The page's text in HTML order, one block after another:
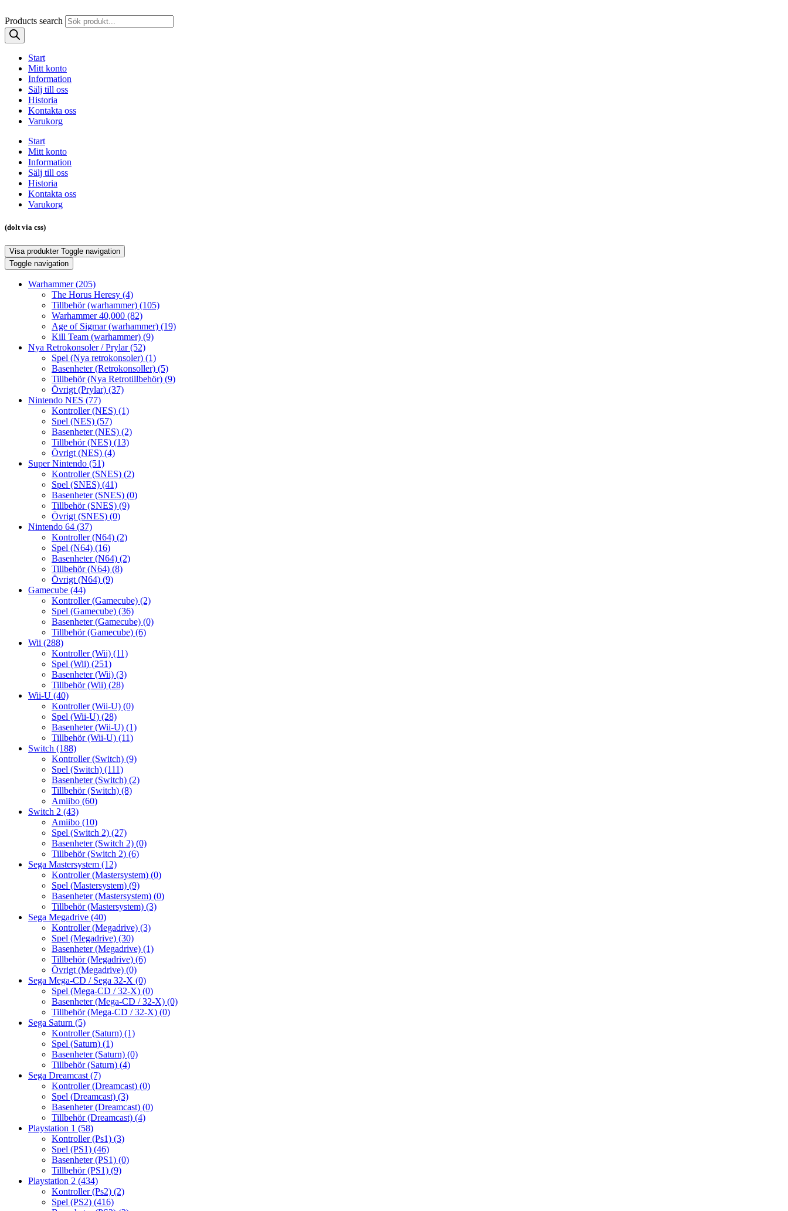
Products search
Start
Mitt konto
Information
Sälj till oss
Historia
Kontakta oss
Varukorg
Start
Mitt konto
Information
Sälj till oss
Historia
Kontakta oss
Varukorg
(dolt via css)
Visa produkter Toggle navigation
Toggle navigation
Warhammer(205)
The Horus Heresy (4)
Tillbehör (warhammer) (105)
Warhammer 40,000 (82)
Age of Sigmar (warhammer) (19)
Kill Team (warhammer) (9)
Nya Retrokonsoler / Prylar(52)
Spel (Nya retrokonsoler) (1)
Basenheter (Retrokonsoller) (5)
Tillbehör (Nya Retrotillbehör) (9)
Övrigt (Prylar) (37)
Nintendo NES (77)
Kontroller (NES) (1)
Spel (NES) (57)
Basenheter (NES) (2)
Tillbehör (NES) (13)
Övrigt (NES) (4)
Super Nintendo (51)
Kontroller (SNES) (2)
Spel (SNES) (41)
Basenheter (SNES) (0)
Tillbehör (SNES) (9)
Övrigt (SNES) (0)
Nintendo 64 (37)
Kontroller (N64) (2)
Spel (N64) (16)
Basenheter (N64) (2)
Tillbehör (N64) (8)
Övrigt (N64) (9)
Gamecube (44)
Kontroller (Gamecube) (2)
Spel (Gamecube) (36)
Basenheter (Gamecube) (0)
Tillbehör (Gamecube) (6)
Wii (288)
Kontroller (Wii) (11)
Spel (Wii) (251)
Basenheter (Wii) (3)
Tillbehör (Wii) (28)
Wii-U (40)
Kontroller (Wii-U) (0)
Spel (Wii-U) (28)
Basenheter (Wii-U) (1)
Tillbehör (Wii-U) (11)
Switch (188)
Kontroller (Switch) (9)
Spel (Switch) (111)
Basenheter (Switch) (2)
Tillbehör (Switch) (8)
Amiibo (60)
Switch 2 (43)
Amiibo (10)
Spel (Switch 2) (27)
Basenheter (Switch 2) (0)
Tillbehör (Switch 2) (6)
Sega Mastersystem (12)
Kontroller (Mastersystem) (0)
Spel (Mastersystem) (9)
Basenheter (Mastersystem) (0)
Tillbehör (Mastersystem) (3)
Sega Megadrive (40)
Kontroller (Megadrive) (3)
Spel (Megadrive) (30)
Basenheter (Megadrive) (1)
Tillbehör (Megadrive) (6)
Övrigt (Megadrive) (0)
Sega Mega-CD / Sega 32-X (0)
Spel (Mega-CD / 32-X) (0)
Basenheter (Mega-CD / 32-X) (0)
Tillbehör (Mega-CD / 32-X) (0)
Sega Saturn (5)
Kontroller (Saturn) (1)
Spel (Saturn) (1)
Basenheter (Saturn) (0)
Tillbehör (Saturn) (4)
Sega Dreamcast (7)
Kontroller (Dreamcast) (0)
Spel (Dreamcast) (3)
Basenheter (Dreamcast) (0)
Tillbehör (Dreamcast) (4)
Playstation 1 (58)
Kontroller (Ps1) (3)
Spel (PS1) (46)
Basenheter (PS1) (0)
Tillbehör (PS1) (9)
Playstation 2 (434)
Kontroller (Ps2) (2)
Spel (PS2) (416)